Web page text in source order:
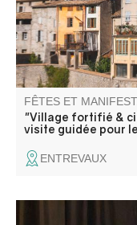
FÊTES ET
"Village fortifié &
visite guidée pour
ENTREVAUX